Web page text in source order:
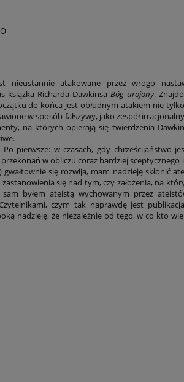
nieustannie atakowane przez wrogo
książka Richarda DawkinsaBóg urojony.
do końca jest obłudnym atakiem nie
w sposób fałszywy, jako zespół
na których opierają się twierdzenia
w czasach, gdy chrześcijaństwo
w obliczu coraz bardziej
się rozwija, mam nadzieję skłonić
się nad tym, czy założenia, na
byłem ateistą wychowanym przez
czym tak naprawdę jest
nadzieję, że niezależnie od tego, w co kto